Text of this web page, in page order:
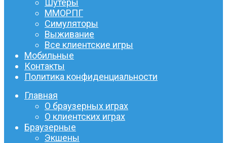
Шутеры
ММОРПГ
Симуляторы
Выживание
Все клиентские игры
Мобильные
Контакты
Политика конфиденциальности
Главная
О браузерных играх
О клиентских играх
Браузерные
Экшены